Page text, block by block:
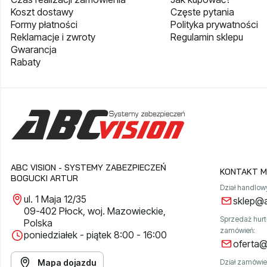
Koszt dostawy
Formy płatności
Reklamacje i zwroty
Gwarancja
Rabaty
Częste pytania
Polityka prywatności
Regulamin sklepu
ABC VISION - SYSTEMY ZABEZPIECZEŃ
BOGUCKI ARTUR
ul. 1 Maja 12/35
09-402 Płock, woj. Mazowieckie,
Polska
poniedziałek - piątek 8:00 - 16:00
Mapa dojazdu
KONTAKT
Dział
Sprzedaż
zamówień:
Dział